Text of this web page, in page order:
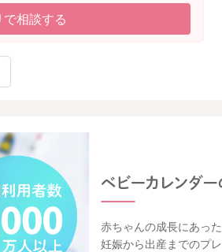
で相談する
赤ちゃんの成長にあっ
妊娠から出産までのプ